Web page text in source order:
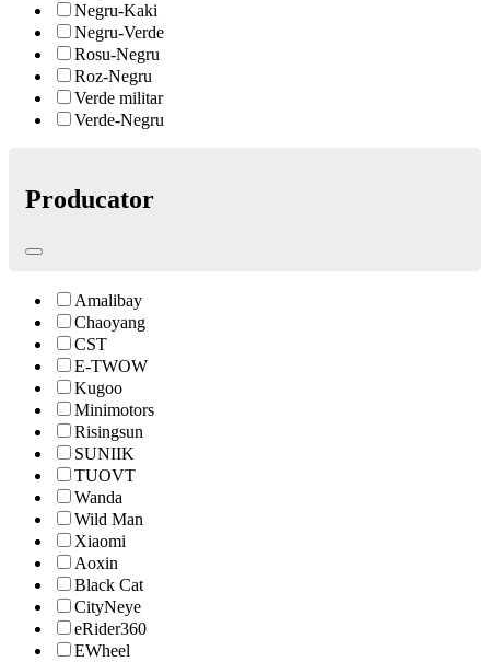
Negru-Kaki
Negru-Verde
Rosu-Negru
Roz-Negru
Verde militar
Verde-Negru
Producator
Amalibay
Chaoyang
CST
E-TWOW
Kugoo
Minimotors
Risingsun
SUNIIK
TUOVT
Wanda
Wild Man
Xiaomi
Aoxin
Black Cat
CityNeye
eRider360
EWheel